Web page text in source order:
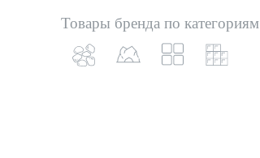
Товары бренда по категориям